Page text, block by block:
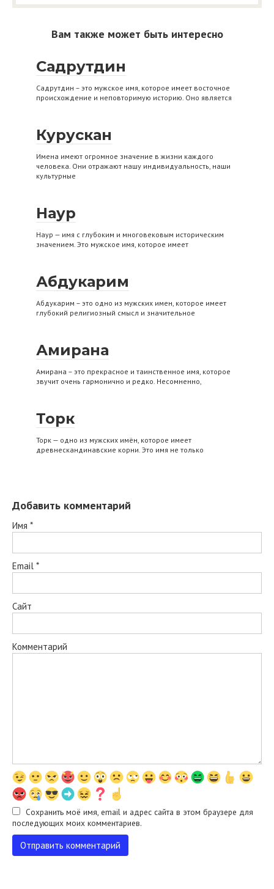
Вам также может быть интересно
Садрутдин
Садрутдин – это мужское имя, которое имеет восточное
происхождение и неповторимую историю. Оно является
Курускан
Имена имеют огромное значение в жизни каждого
человека. Они отражают нашу индивидуальность, наши
культурные
Наур
Наур — имя с глубоким и многовековым историческим
значением. Это мужское имя, которое имеет
Абдукарим
Абдукарим – это одно из мужских имен, которое имеет
глубокий религиозный смысл и значительное
Амирана
Амирана – это прекрасное и таинственное имя, которое
звучит очень гармонично и редко. Несомненно,
Торк
Торк — одно из мужских имён, которое имеет
древнескандинавские корни. Это имя не только
Добавить комментарий
Имя *
Email *
Сайт
Комментарий
Сохранить моё имя, email и адрес сайта в этом браузере для
последующих моих комментариев.